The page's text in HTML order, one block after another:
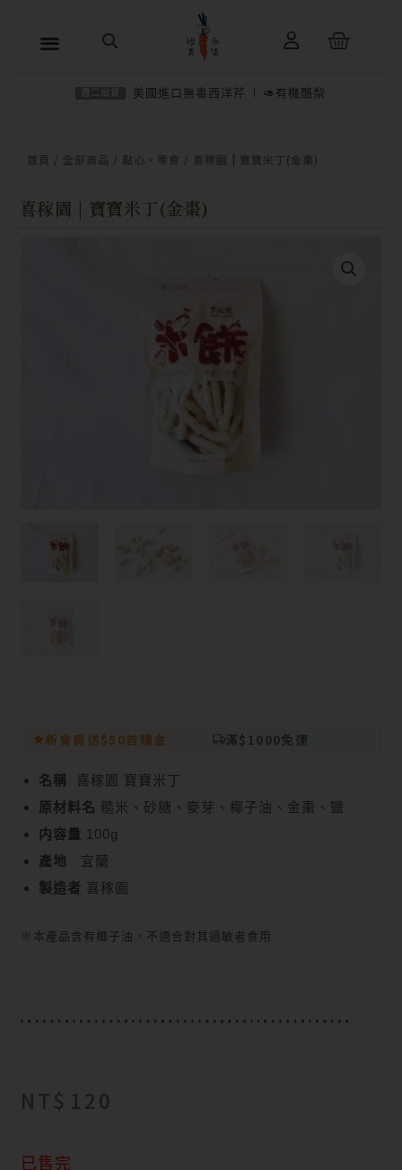
購
美國進口無毒西洋芹 🥑有機酪梨
首頁 全部商品 點心・零食 / 喜稼園 | 寶寶米丁(金棗)
喜稼園 | 寶寶米丁(金棗)
新會員送$50首購金 滿$1000免運
名稱 喜稼園 寶寶米丁
原材料名 糙米、砂糖、麥芽、椰子油、金棗、鹽
内容量 100g
產地 宜蘭
製造者 喜稼園
※本產品含有椰子油，不適合對其過敏者食用
NT$ 120
已售完